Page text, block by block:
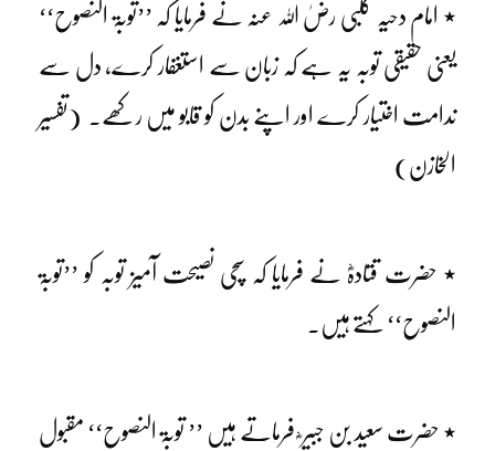
٭ امام دحیہ کلبی رضٰ اللہ عنہ نے فرمایا کہ ’’توبۃ النصوح‘‘
یعنی حقیقی توبہ یہ ہے کہ زبان سے استغفار کرے، دل سے
ندامت اختیار کرے اور اپنے بدن کو قابو میں رکھے۔ (تفسیر
الخازن)
٭ حضرت قتادہؓ نے فرمایا کہ سچی نصیحت آمیز توبہ کو ’’توبۃ
النصوح‘‘ کہتے ہیں۔
٭ حضرت سعید بن جبیر ؓ فرماتے ہیں ’’ توبۃ النصوح‘‘ مقبول